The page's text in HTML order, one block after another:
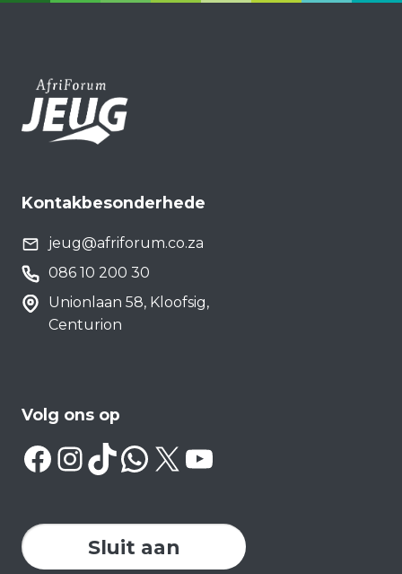
Kontakbesonderhede
jeug@afriforum.co.za
086 10 200 30
Unionlaan 58, Kloofsig,
Centurion
Volg ons op
Facebook
Instagram
TikTok
WhatsApp
X YouTube
Sluit aan